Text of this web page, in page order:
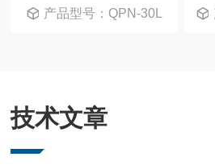
产品型号：QPN-30L
技术文章